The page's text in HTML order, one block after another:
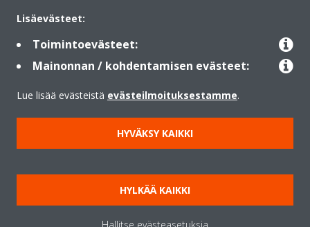
Yhteystiedot
Lämpöpumput
Copyright © Daikin
Lainmukainen ilmoitus
Evästeilmoitus
Tietosuojakäytäntö
Konsernin etiikka
Data Act
Lisäevästeet:
Toimintoevästeet:
Mainonnan / kohdentamisen evästeet:
Lue lisää evästeistä evästeilmoituksestamme.
HYVÄKSY KAIKKI
HYLKÄÄ KAIKKI